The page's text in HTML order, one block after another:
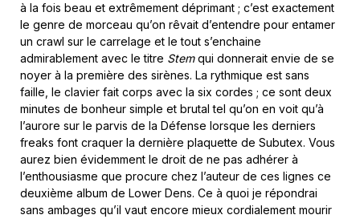
à la fois beau et extrêmement déprimant ; c’est exactement
le genre de morceau qu’on rêvait d’entendre pour entamer
un crawl sur le carrelage et le tout s’enchaine
admirablement avec le titre Stemqui donnerait envie de se
noyer à la première des sirènes. La rythmique est sans
faille, le clavier fait corps avec la six cordes ; ce sont deux
minutes de bonheur simple et brutal tel qu’on en voit qu’à
l’aurore sur le parvis de la Défense lorsque les derniers
freaks font craquer la dernière plaquette de Subutex. Vous
aurez bien évidemment le droit de ne pas adhérer à
l’enthousiasme que procure chez l’auteur de ces lignes ce
deuxième album de Lower Dens. Ce à quoi je répondrai
sans ambages qu’il vaut encore mieux cordialement mourir